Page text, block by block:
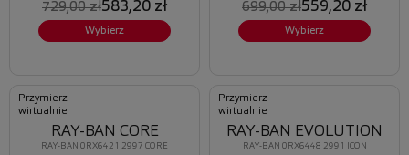
729,00 zł583,20 zł
Wybierz
699,00 zł559,20 zł
Wybierz
Przymierz
wirtualnie
RAY-BAN 0RX6421 2997 CORE
RAY-BAN CORE
Przymierz
wirtualnie
RAY-BAN 0RX6448 2991 ICON
RAY-BAN EVOLUTION